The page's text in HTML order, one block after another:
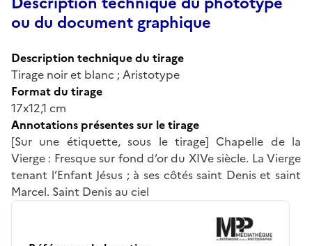
ou du document graphique
Description technique du tirage
Tirage noir et blanc ; Aristotype
Format du tirage
17x12,1 cm
Annotations présentes sur le tirage
[Sur une étiquette, sous le tirage] Chapelle de la
Vierge : Fresque sur fond d’or du XIVe siècle. La Vierge
tenant l’Enfant Jésus ; à ses côtés saint Denis et saint
Marcel. Saint Denis au ciel